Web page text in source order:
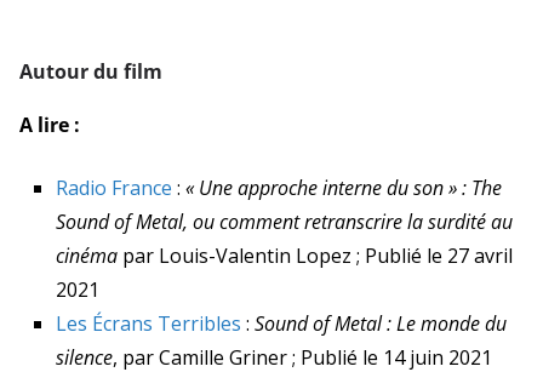
Autour du film
A lire :
Radio France : « Une approche interne du son » : The
Sound of Metal, ou comment retranscrire la surdité au
cinéma par Louis-Valentin Lopez ; Publié le 27 avril
2021
Les Écrans Terribles : Sound of Metal : Le monde du
silence, par Camille Griner ; Publié le 14 juin 2021